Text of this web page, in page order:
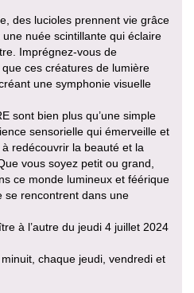
des lucioles prennent vie grâce
nuée scintillante qui éclaire
Imprégnez-vous de
ces créatures de lumière
une symphonie visuelle
sont bien plus qu’une simple
sensorielle qui émerveille et
redécouvrir la beauté et la
vous soyez petit ou grand,
ce monde lumineux et féérique
se rencontrent dans une
à l’autre du jeudi 4 juillet 2024
chaque jeudi, vendredi et